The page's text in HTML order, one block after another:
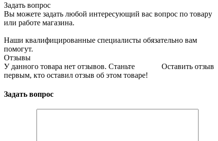
Задать вопрос
Вы можете задать любой интересующий вас вопрос по товару
или работе магазина.
Наши квалифицированные специалисты обязательно вам
помогут.
Отзывы
Оставить отзыв
У данного товара нет отзывов. Станьте
первым, кто оставил отзыв об этом товаре!
Задать вопрос